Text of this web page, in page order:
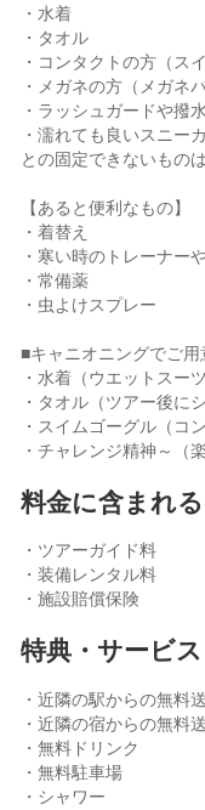
・水着
・タオル
・コンタクトの方（ス
・メガネの方（メガネ
・ラッシュガードや撥
・濡れても良いスニー
との固定できないものは
【あると便利なもの】
・着替え
・寒い時のトレーナー
・常備薬
・虫よけスプレー
■キャニオニングでご用
・水着（ウエットスー
・タオル（ツアー後に
・スイムゴーグル（コ
・チャレンジ精神～（
料金に含まれ
・ツアーガイド料
・装備レンタル料
・施設賠償保険
特典・サービス
・近隣の駅からの無料
・近隣の宿からの無料
・無料ドリンク
・無料駐車場
・シャワー